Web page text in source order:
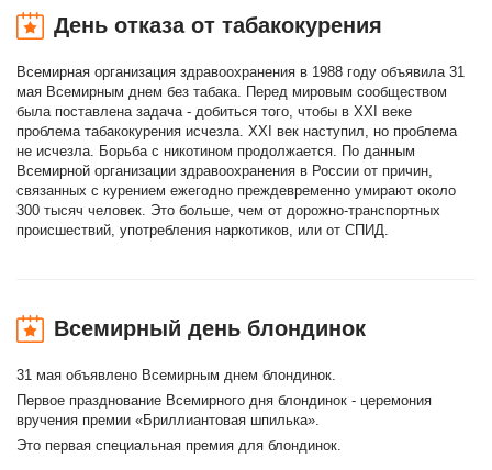
День отказа от табакокурения
Всемирная организация здравоохранения в 1988 году объявила 31
мая Всемирным днем без табака. Перед мировым сообществом
была поставлена задача - добиться того, чтобы в XXI веке
проблема табакокурения исчезла. XXI век наступил, но проблема
не исчезла. Борьба с никотином продолжается. По данным
Всемирной организации здравоохранения в России от причин,
связанных с курением ежегодно преждевременно умирают около
300 тысяч человек. Это больше, чем от дорожно-транспортных
происшествий, употребления наркотиков, или от СПИД.
Всемирный день блондинок
31 мая объявлено Всемирным днем блондинок.
Первое празднование Всемирного дня блондинок - церемония
вручения премии «Бриллиантовая шпилька».
Это первая специальная премия для блондинок.